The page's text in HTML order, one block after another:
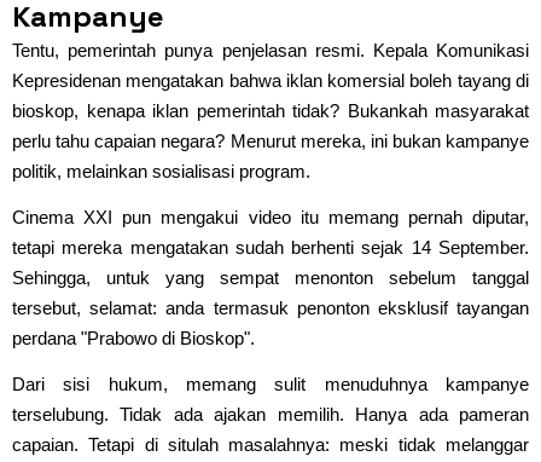
Kampanye
Tentu, pemerintah punya penjelasan resmi. Kepala Komunikasi
Kepresidenan mengatakan bahwa iklan komersial boleh tayang di
bioskop, kenapa iklan pemerintah tidak? Bukankah masyarakat
perlu tahu capaian negara? Menurut mereka, ini bukan kampanye
politik, melainkan sosialisasi program.
Cinema XXI pun mengakui video itu memang pernah diputar,
tetapi mereka mengatakan sudah berhenti sejak 14 September.
Sehingga, untuk yang sempat menonton sebelum tanggal
tersebut, selamat: anda termasuk penonton eksklusif tayangan
perdana "Prabowo di Bioskop".
Dari sisi hukum, memang sulit menuduhnya kampanye
terselubung. Tidak ada ajakan memilih. Hanya ada pameran
capaian. Tetapi di situlah masalahnya: meski tidak melanggar